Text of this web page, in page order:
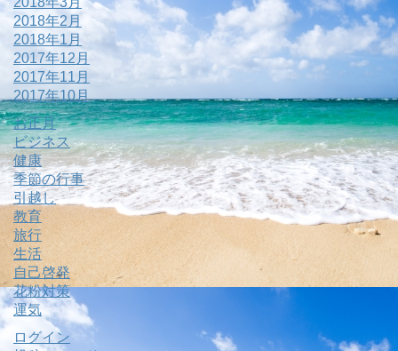
2018年2月
2018年1月
2017年12月
2017年11月
2017年10月
お正月
ビジネス
健康
季節の行事
引越し
教育
旅行
生活
自己啓発
花粉対策
運気
ログイン